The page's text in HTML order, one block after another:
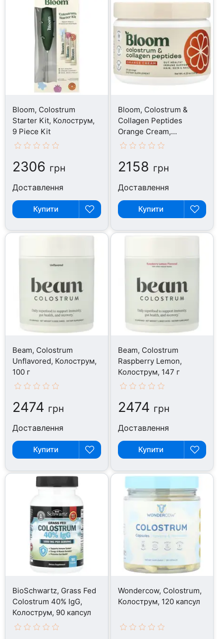
Bloom, Colostrum
Starter Kit, Колострум,
9 Piece Kit
2306 грн
Доставлення
Купити
Bloom, Colostrum &
Collagen Peptides
Orange Cream,
Колострум, 120 г
2158 грн
Доставлення
Купити
Beam, Colostrum
Unflavored, Колострум,
100 г
2474 грн
Доставлення
Купити
Beam, Colostrum
Raspberry Lemon,
Колострум, 147 г
2474 грн
Доставлення
Купити
BioSchwartz, Grass Fed
Colostrum 40% IgG,
Колострум, 90 капсул
Wondercow, Colostrum,
Колострум, 120 капсул